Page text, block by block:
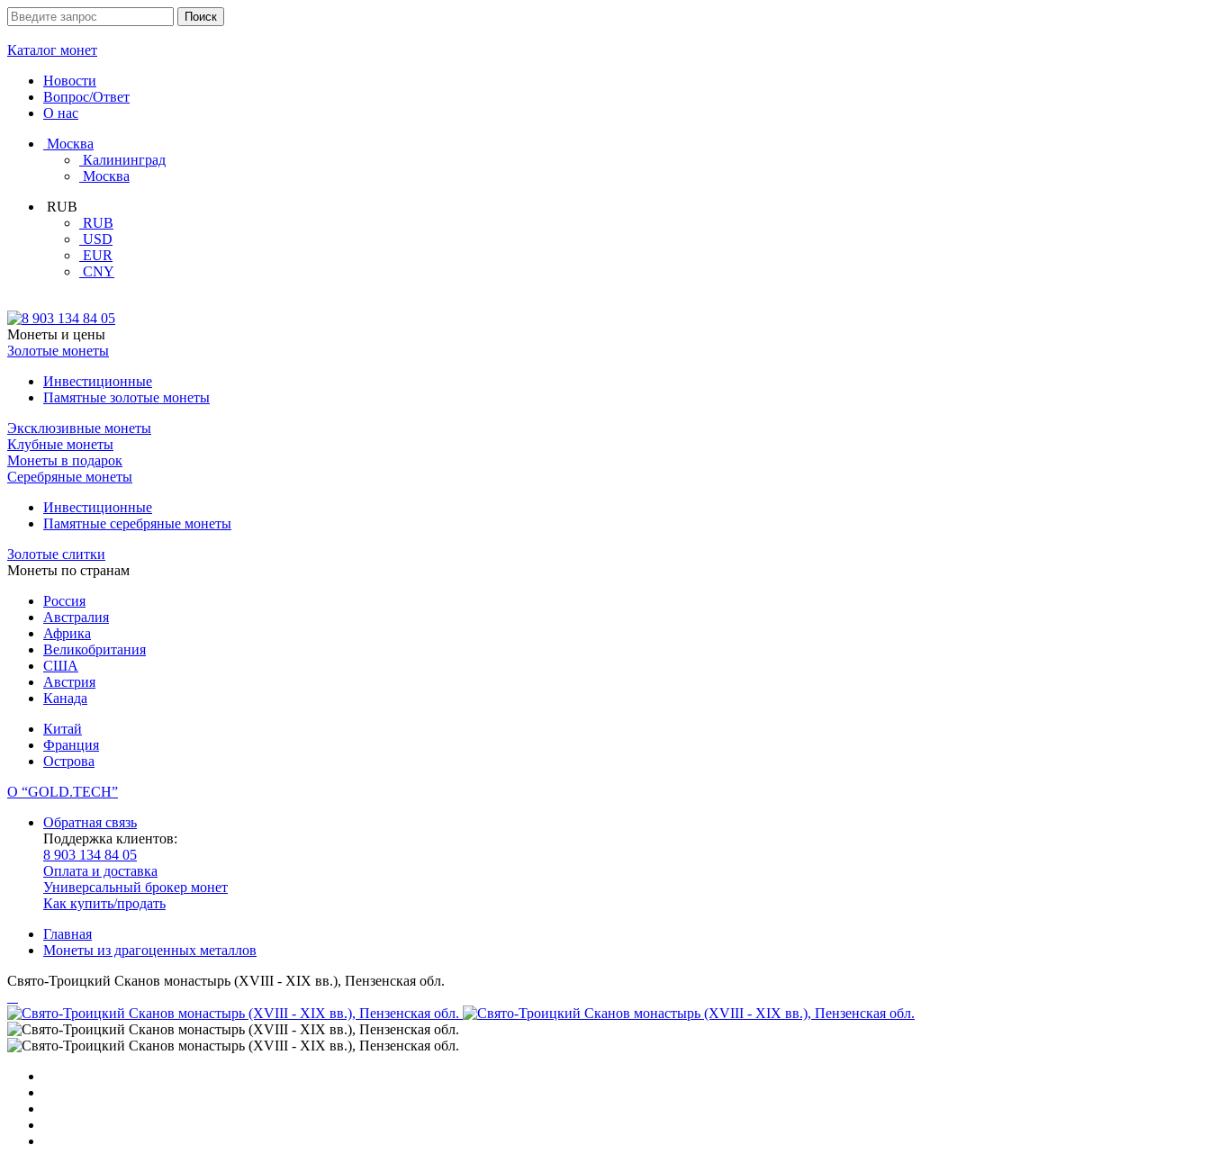
Каталог монет
Новости
Вопрос/Ответ
О нас
Москва
Калининград
Москва
RUB
RUB
USD
EUR
CNY
Монеты и цены
Золотые монеты
Инвестиционные
Памятные золотые монеты
Эксклюзивные монеты
Клубные монеты
Монеты в подарок
Серебряные монеты
Инвестиционные
Памятные серебряные монеты
Золотые слитки
Монеты по странам
Россия
Австралия
Африка
Великобритания
США
Австрия
Канада
Китай
Франция
Острова
О “GOLD.TECH”
Обратная связь
Поддержка клиентов:
8 903 134 84 05
Оплата и доставка
Универсальный брокер монет
Как купить/продать
Главная
Монеты из драгоценных металлов
Свято-Троицкий Сканов монастырь (XVIII - XIX вв.), Пензенская обл.